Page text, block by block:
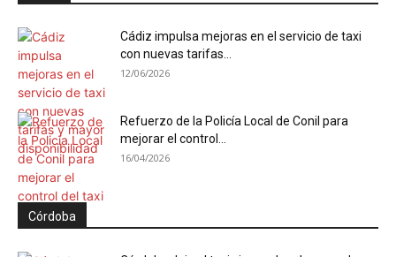
Cádiz impulsa mejoras en el servicio de taxi
con nuevas tarifas...
12/06/2026
Refuerzo de la Policía Local de Conil para
mejorar el control...
16/04/2026
Córdoba